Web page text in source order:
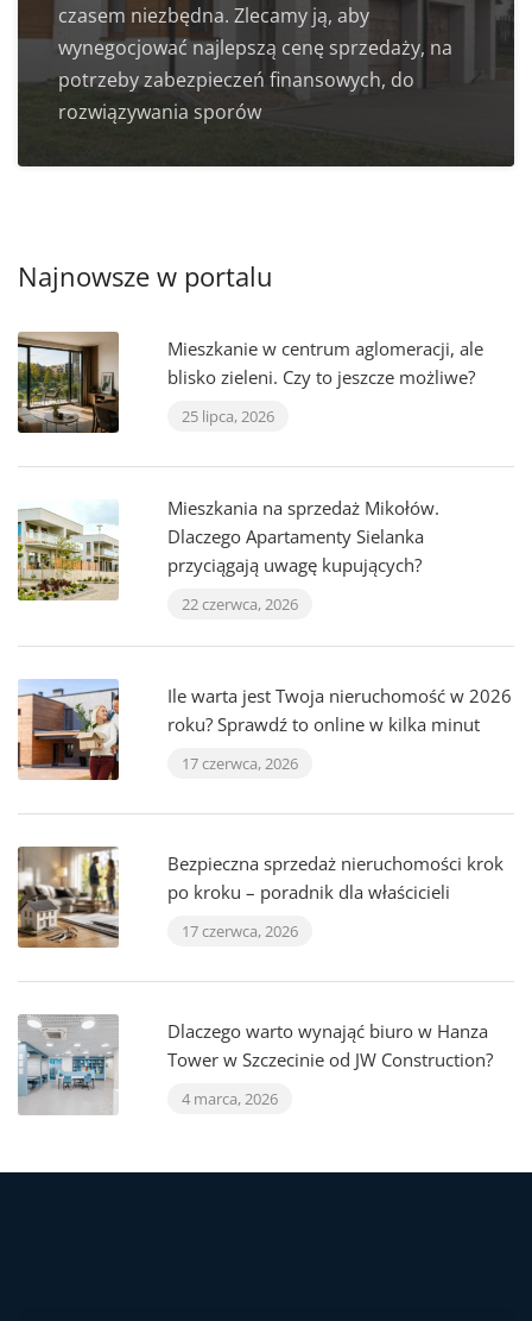
czasem niezbędna. Zlecamy ją, aby
wynegocjować najlepszą cenę sprzedaży, na
potrzeby zabezpieczeń finansowych, do
rozwiązywania sporów
Najnowsze w portalu
Mieszkanie w centrum aglomeracji, ale
blisko zieleni. Czy to jeszcze możliwe?
25 lipca, 2026
Mieszkania na sprzedaż Mikołów.
Dlaczego Apartamenty Sielanka
przyciągają uwagę kupujących?
22 czerwca, 2026
Ile warta jest Twoja nieruchomość w 2026
roku? Sprawdź to online w kilka minut
17 czerwca, 2026
Bezpieczna sprzedaż nieruchomości krok
po kroku – poradnik dla właścicieli
17 czerwca, 2026
Dlaczego warto wynająć biuro w Hanza
Tower w Szczecinie od JW Construction?
4 marca, 2026